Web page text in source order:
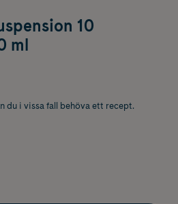
10
ml
du i vissa fall behöva ett recept.